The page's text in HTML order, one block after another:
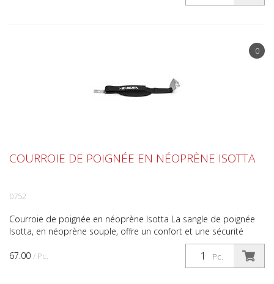
0
67.00 / Pc. Pc.
COURROIE DE POIGNÉE EN NÉOPRÈNE ISOTTA
0752
Courroie de poignée en néoprène Isotta La sangle de poignée
Isotta, en néoprène souple, offre un confort et une sécurité
maximum, notamment lors de l'utilisation de la va...